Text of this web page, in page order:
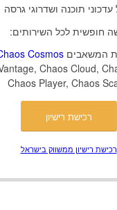
עדכוני תוכנה ושדרוגי גרסה
חופשית לכל השירותים:
המשאבים Cosmos
Chaos Cloud,
Chaos Player, Chaos
רכישת רישיון
רכישת רישיון ממשווק בישראל